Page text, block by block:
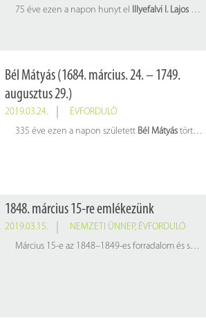
75 éve ezen a napon hunyt el
Illyefalvi I. Lajosstatisztikus, címzetes egyetemi tanár, a Székesfővárosi Statisztikai Hivatal igazgatója, az MTA levelező tagja.
Bél Mátyás (1684. március. 24. – 1749.
augusztus 29.)
2019.03.24.
ÉVFORDULÓ
335 éve ezen a napon született Bél Mátyástörténet- és földrajztudós, evangélikus lelkész, pedagógus, író. A hazai tudományos közélet legsokoldalúbb, külföldön is elismert egyénisége volt a XVIII. században.
1848. március 15-re emlékezünk
2019.03.15. NEMZETI ÜNNEP, ÉVFORDULÓ
Március 15-e az 1848–1849-es forradalom és szabadságharc kezdetének, a modern parlamentáris Magyarország megszületésének napja. A forradalom és szabadságharc célja a függetlenség kivívása és az alkotmányos berendezkedés megteremtése volt. 1860 óta nemzeti ünnepünk. Ezen a napon osztják ki a Kossuth- és Széchenyi-díjakat.